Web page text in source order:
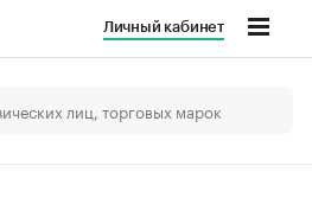
Личный кабинет